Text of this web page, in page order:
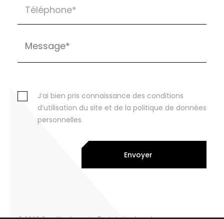
J’ai bien pris connaissance des conditions
d’utilisation du site et de la politique de données
personnelles
Envoyer